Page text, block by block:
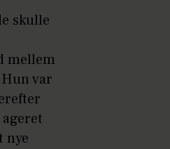
skulle
mellem
var
nye